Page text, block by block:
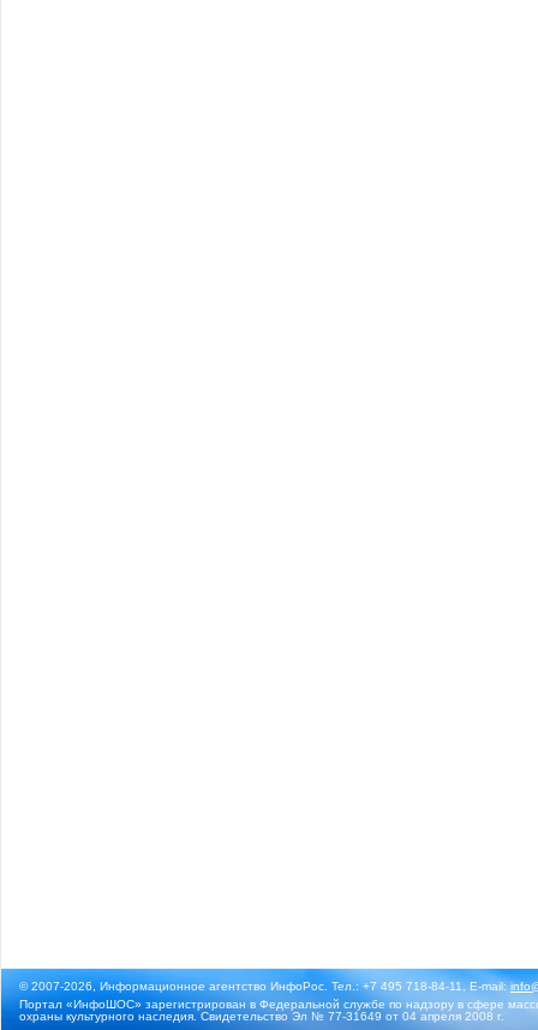
© 2007-2026, Информационное агентство ИнфоРос. Тел.: +7 495 718-84-11, E-mail:
Портал «ИнфоШОС» зарегистрирован в Федеральной службе по надзору в сфере
охраны культурного наследия. Свидетельство Эл № 77-31649 от 04 апреля 2008 г.